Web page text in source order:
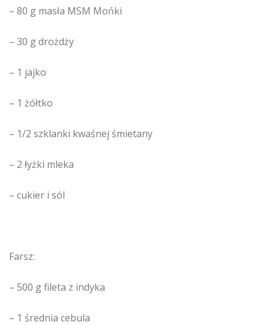
– 80 g masła MSM Mońki
– 30 g drożdży
– 1 jajko
– 1 żółtko
– 1/2 szklanki kwaśnej śmietany
– 2 łyżki mleka
– cukier i sól
Farsz:
– 500 g fileta z indyka
– 1 średnia cebula